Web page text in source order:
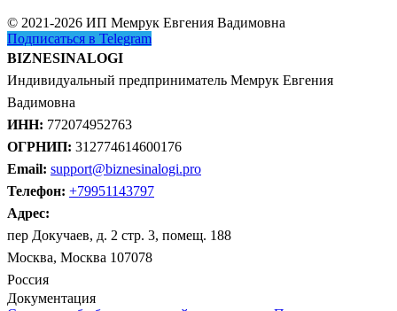
© 2021-2026 ИП Мемрук Евгения Вадимовна
Подписаться в Telegram
BIZNESINALOGI
Индивидуальный предприниматель Мемрук Евгения
Вадимовна
ИНН: 772074952763
ОГРНИП: 312774614600176
Email: support@biznesinalogi.pro
Телефон: +79951143797
Адрес:
пер Докучаев, д. 2 стр. 3, помещ. 188
Москва, Москва 107078
Россия
Документация